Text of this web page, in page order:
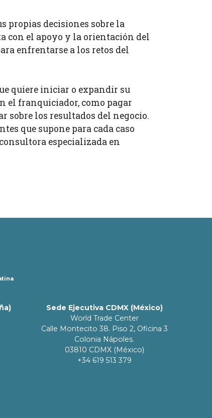
propias decisiones sobre la
con el apoyo y la orientación del
enfrentarse a los retos del
quiere iniciar o expandir su
el franquiciador, como pagar
sobre los resultados del negocio.
que supone para cada caso
especializada en
Sede Ejecutiva CDMX (México)
World Trade Center
Calle Montecito 38. Piso 2, Oficina 3
Colonia Nápoles.
03810 CDMX (México)
+34 619 513 379